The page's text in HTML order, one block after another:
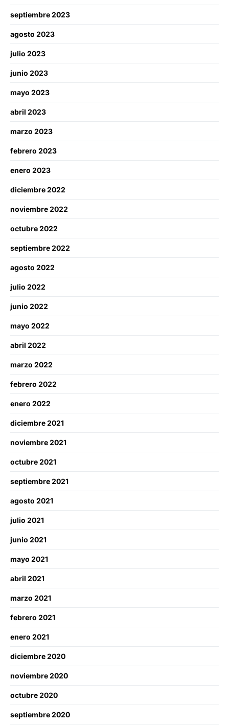
septiembre 2023
agosto 2023
julio 2023
junio 2023
mayo 2023
abril 2023
marzo 2023
febrero 2023
enero 2023
diciembre 2022
noviembre 2022
octubre 2022
septiembre 2022
agosto 2022
julio 2022
junio 2022
mayo 2022
abril 2022
marzo 2022
febrero 2022
enero 2022
diciembre 2021
noviembre 2021
octubre 2021
septiembre 2021
agosto 2021
julio 2021
junio 2021
mayo 2021
abril 2021
marzo 2021
febrero 2021
enero 2021
diciembre 2020
noviembre 2020
octubre 2020
septiembre 2020